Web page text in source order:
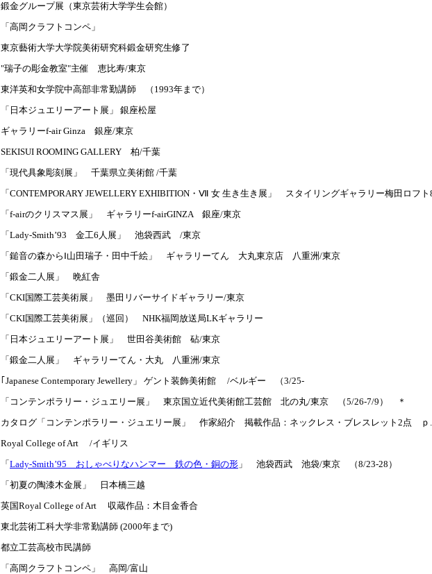
鍛金グループ展（東京芸術大学学生会館）
「高岡クラフトコンペ」
東京藝術大学大学院美術研究科鍛金研究生修了
"瑞子の彫金教室"主催 恵比寿/東京
東洋英和女学院中高部非常勤講師 （1993年まで）
「日本ジュエリーアート展」 銀座松屋
ギャラリーf-air Ginza 銀座/東京
SEKISUI ROOMING GALLERY 柏/千葉
「現代具象彫刻展」 千葉県立美術館 /千葉
「CONTEMPORARY JEWELLERY EXHIBITION・Ⅶ 女 生き生き展」 スタイリングギャラリー梅田ロフ
「f-airのクリスマス展」 ギャラリーf-airGINZA 銀座/東京
「Lady-Smith’93 金工6人展」 池袋西武 /東京
「鎚音の森からⅠ山田瑞子・田中千絵」 ギャラリーてん 大丸東京店 八重洲/東京
「鍛金二人展」 晩紅舎
「CKI国際工芸美術展」 墨田リバーサイドギャラリー/東京
「CKI国際工芸美術展」（巡回） NHK福岡放送局LKギャラリー
「日本ジュエリーアート展」 世田谷美術館 砧/東京
「鍛金二人展」 ギャラリーてん・大丸 八重洲/東京
｢Japanese Contemporary Jewellery」 ゲント装飾美術館 /ベルギー （3/25-
「コンテンポラリー・ジュエリー展」 東京国立近代美術館工芸館 北の丸/東京 （5/26-7/9） ＊
カタログ「コンテンポラリー・ジュエリー展」 作家紹介 掲載作品：ネックレス・ブレスレット2点 ｐ
Royal College of Art /イギリス
「 Lady-Smith’95 おしゃべりなハンマー 鉄の色・銅の形 」 池袋西武 池袋/東京 （8/23-28）
「初夏の陶漆木金展」 日本橋三越
英国Royal College of Art 収蔵作品：木目金香合
東北芸術工科大学非常勤講師 (2000年まで)
都立工芸高校市民講師
「高岡クラフトコンペ」 高岡/富山